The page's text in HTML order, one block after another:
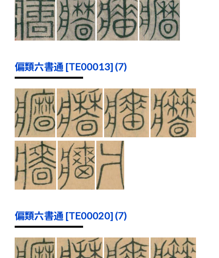
偏類六書通 [TE00013] (7)
偏類六書通 [TE00020] (7)